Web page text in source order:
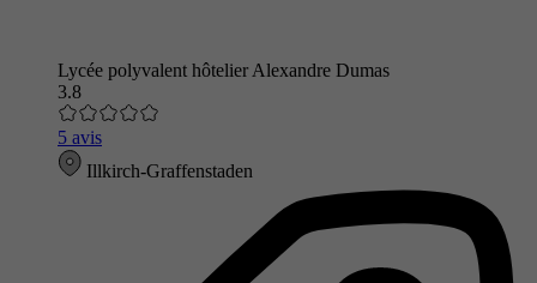
Lycée polyvalent hôtelier Alexandre Dumas
3.8
5 avis
Illkirch-Graffenstaden